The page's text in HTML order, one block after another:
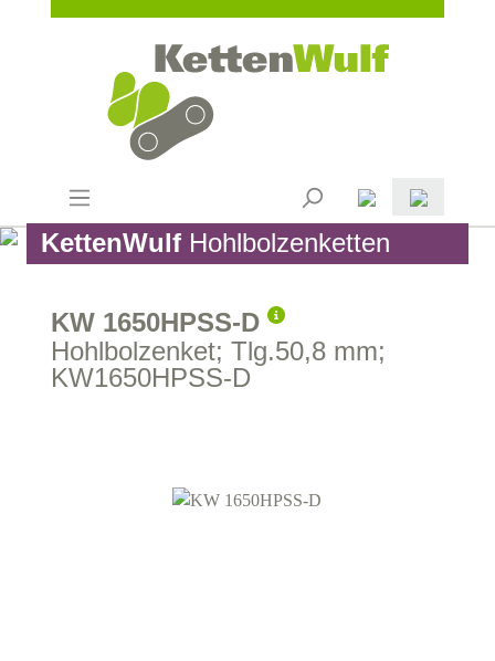
KettenWulfHohlbolzenketten
KW 1650HPSS-D
Hohlbolzenket; Tlg.50,8 mm;
KW1650HPSS-D